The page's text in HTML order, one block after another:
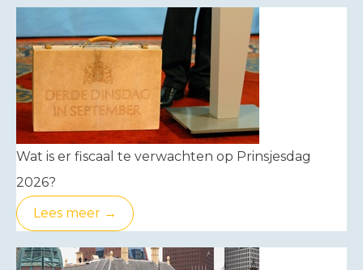
Wat is er fiscaal te verwachten op Prinsjesdag
2026?
Lees meer →